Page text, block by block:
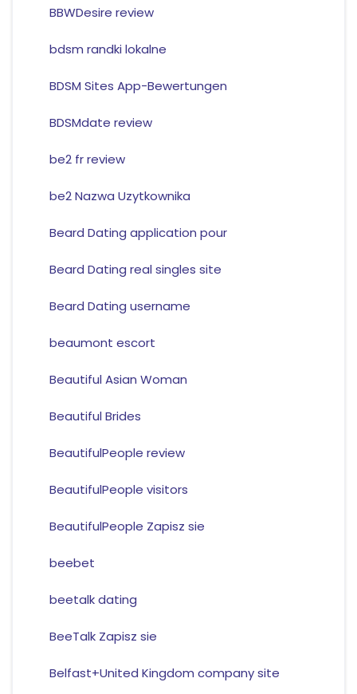
BBWDesire review
bdsm randki lokalne
BDSM Sites App-Bewertungen
BDSMdate review
be2 fr review
be2 Nazwa Uzytkownika
Beard Dating application pour
Beard Dating real singles site
Beard Dating username
beaumont escort
Beautiful Asian Woman
Beautiful Brides
BeautifulPeople review
BeautifulPeople visitors
BeautifulPeople Zapisz sie
beebet
beetalk dating
BeeTalk Zapisz sie
Belfast+United Kingdom company site